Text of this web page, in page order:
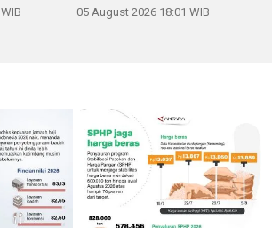
05 August 2026 18:01 WIB